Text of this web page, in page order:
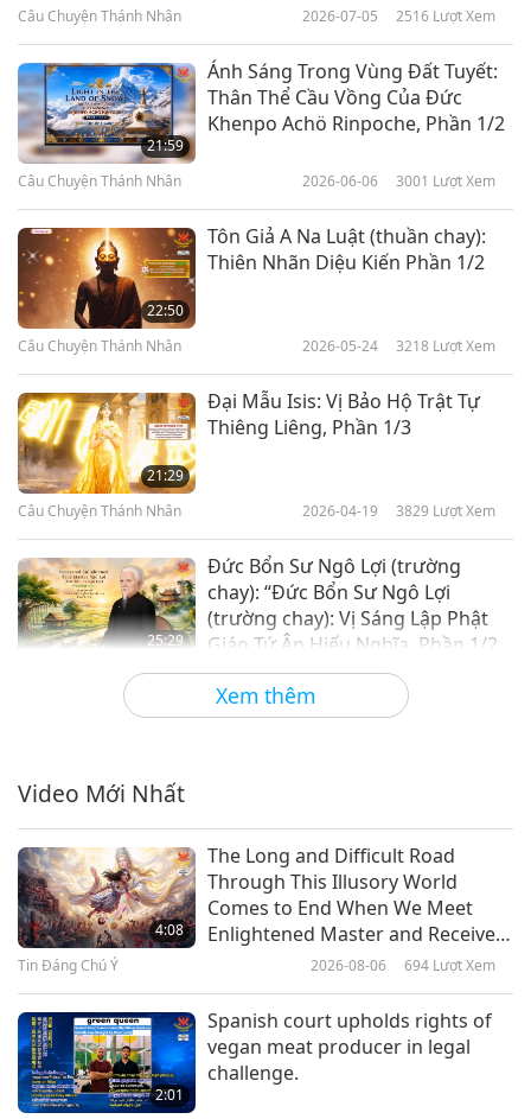
Xem thêm
Câu Chuyện Thánh Nhân 2026-07-05 2516 Lượt Xem
21:59
Ánh Sáng Trong Vùng Đất Tuyết:
Thân Thể Cầu Vồng Của Đức
Khenpo Achö Rinpoche, Phần 1/2
Câu Chuyện Thánh Nhân 2026-06-06 3001 Lượt Xem
22:50
Tôn Giả A Na Luật (thuần chay):
Thiên Nhãn Diệu Kiến Phần 1/2
Câu Chuyện Thánh Nhân 2026-05-24 3218 Lượt Xem
21:29
Đại Mẫu Isis: Vị Bảo Hộ Trật Tự
Thiêng Liêng, Phần 1/3
Câu Chuyện Thánh Nhân 2026-04-19 3829 Lượt Xem
25:29
Đức Bổn Sư Ngô Lợi (trường
chay): “Đức Bổn Sư Ngô Lợi
(trường chay): Vị Sáng Lập Phật
Giáo Tứ Ân Hiếu Nghĩa, Phần 1/2
Câu Chuyện Thánh Nhân 2026-04-05 3564
24:44
Bậc Minh Sư Khai Ngộ Tế Công
(trường chay): Đức Phật Sống Từ
Bi, Phần 1/3
Đức Mẹ Guadalupe: Những Lần
Hiển Linh Kỳ Diệu Của Đức Mẹ
Video Mới Nhất
4:08
The Long and Difficult Road
Through This Illusory World
Comes to End When We Meet
Enlightened Master and Receive
Tin Đáng Chú Ý 2026-08-06 694 Lượt Xem
2:01
Spanish court upholds rights of
vegan meat producer in legal
challenge.